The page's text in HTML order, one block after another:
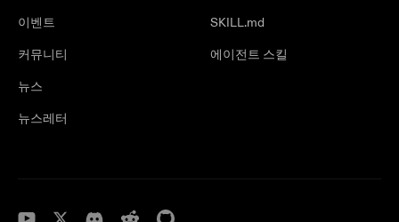
이벤트
커뮤니티
뉴스
뉴스레터
SKILL.md
에이전트 스킬